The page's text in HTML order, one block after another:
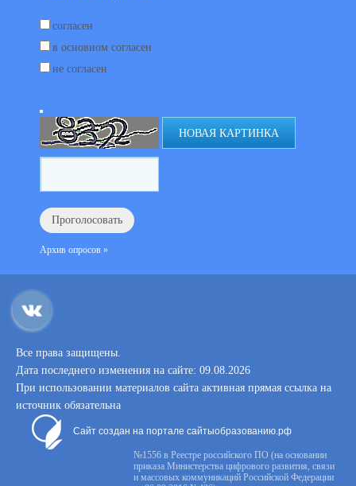
согласен
в основном согласен
не согласен
НОВАЯ КАРТИНКА
Архив опросов »
Все права защищены.
Дата последнего изменения на сайте: 09.08.2026
При использовании материалов сайта активная прямая ссылка на
источник обязательна
Сайт создан на портале сайтыобразованию.рф
№1556 в Реестре российского ПО (на основании
приказа Министерства цифрового развития, связи
и массовых коммуникаций Российской Федерации